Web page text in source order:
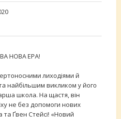
НОВА ЕРА!
лиходіями й
найбільшим викликом у його
школа. На щастя, він
не без допомоги нових
Ґвен Стейсі! «Новий